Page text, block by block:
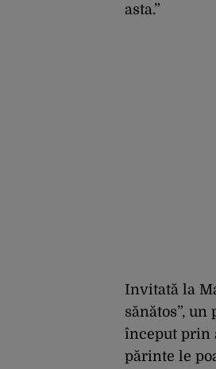
asta.”
Invitată la
sănătos”,
început prin
părinte le